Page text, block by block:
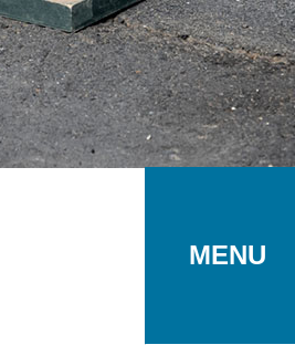
MENU